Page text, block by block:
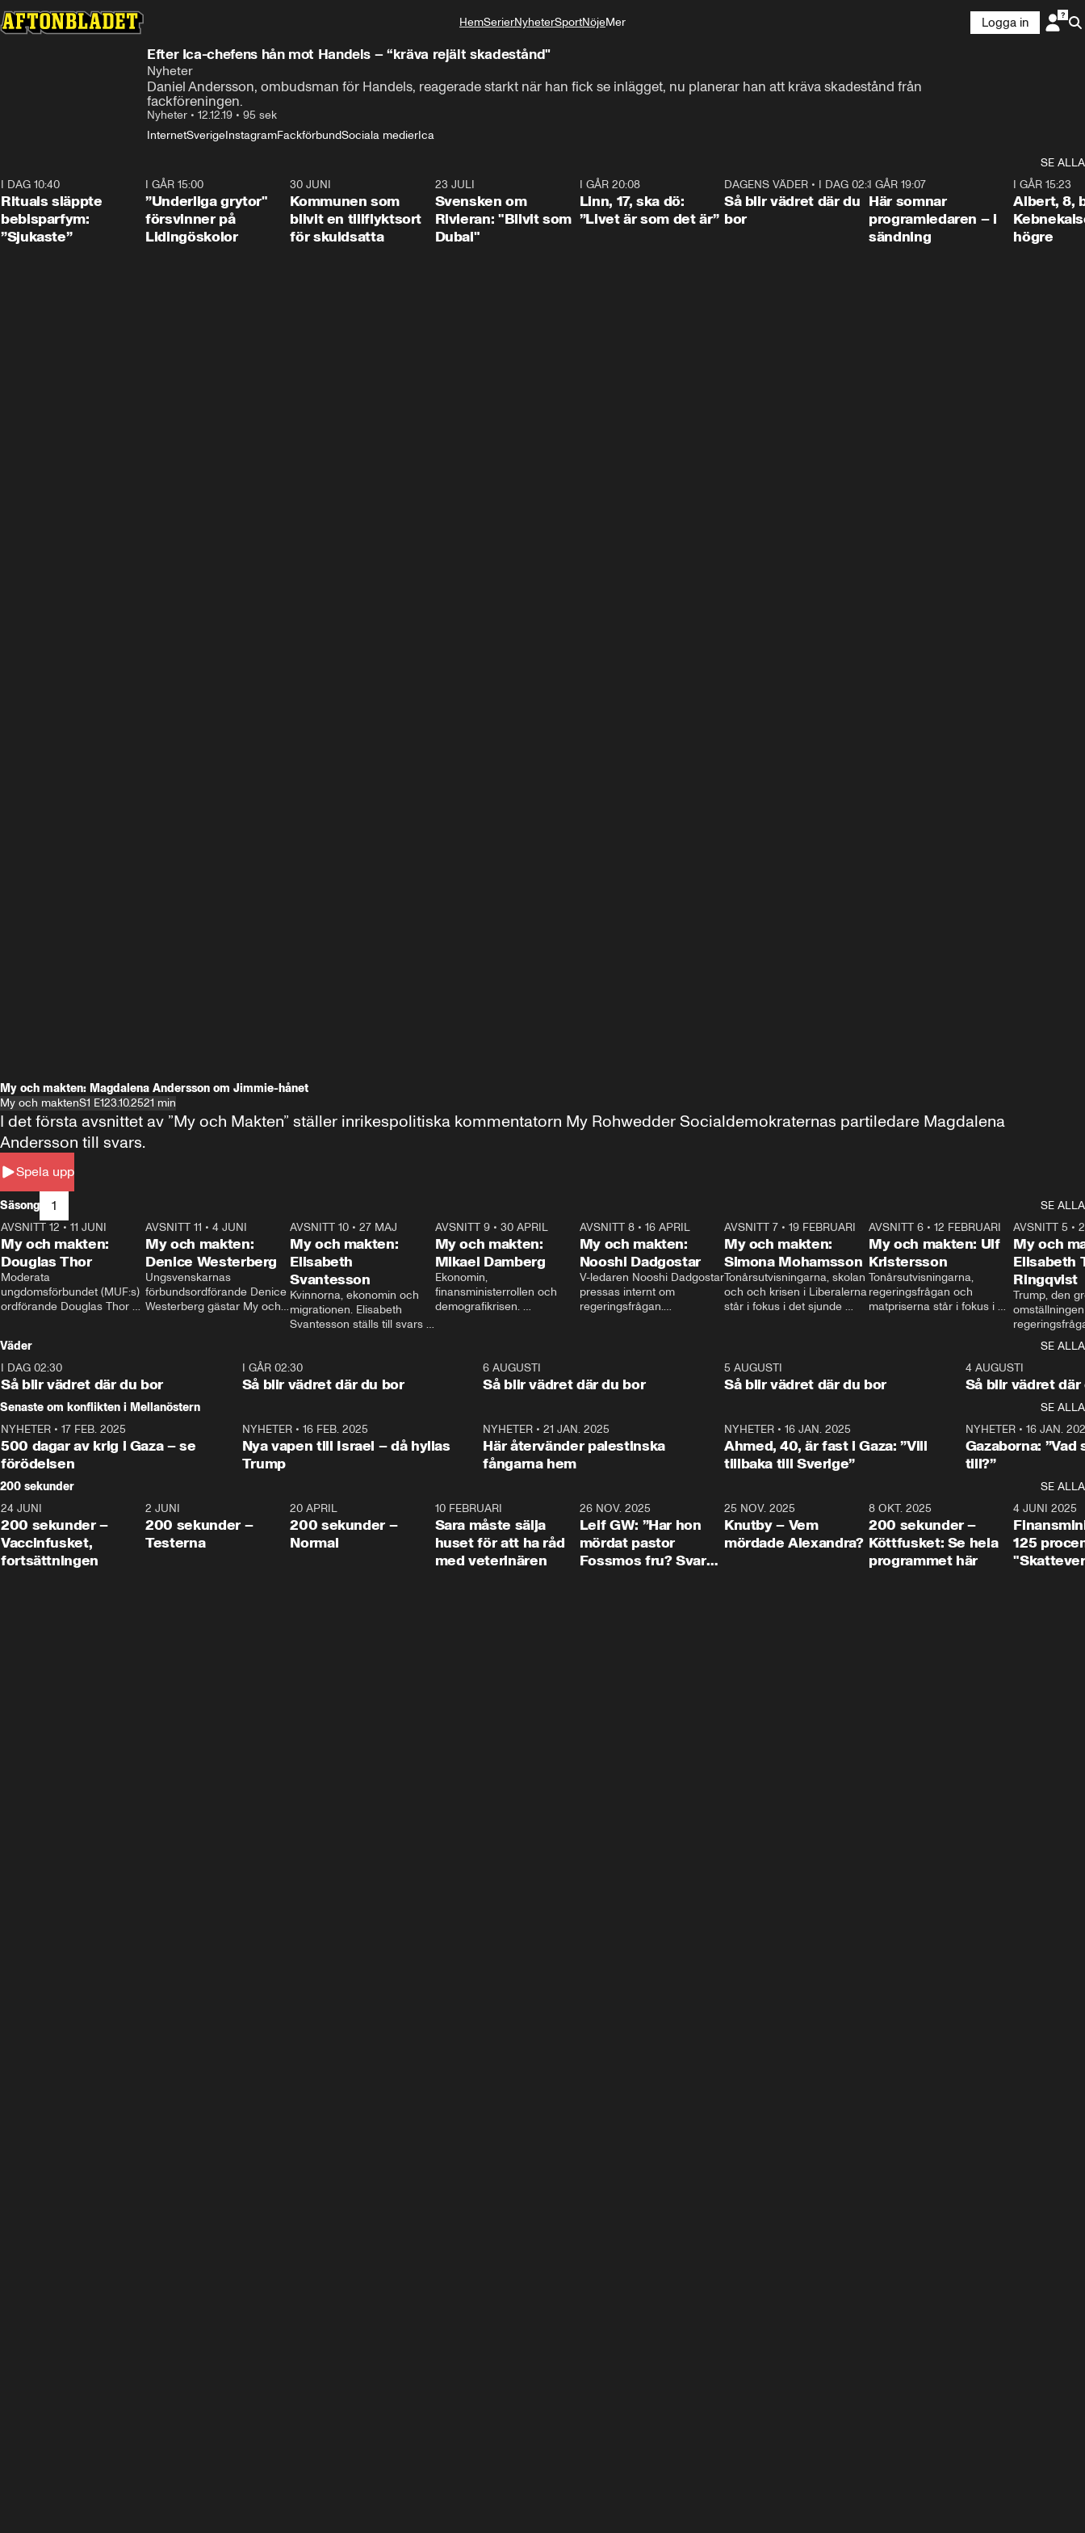
HemSerierNyheterSportNöjeMer
Logga in
Efter Ica-chefens hån mot Handels – “kräva rejält skadestånd"
Nyheter
Daniel Andersson, ombudsman för Handels, reagerade starkt när han fick se inlägget, nu planerar han att kräva skadestånd från
fackföreningen.
Nyheter • 12.12.19 • 95 sek
InternetSverigeInstagramFackförbundSociala medierIca
SE ALLA
I DAG 10:40
Rituals släppte
bebisparfym:
”Sjukaste”
1:07
I GÅR 15:00
”Underliga grytor"
försvinner på
Lidingöskolor
30 JUNI
Kommunen som
blivit en tillflyktsort
för skuldsatta
23 JULI
Svensken om
Rivieran: "Blivit som
Dubai"
I GÅR 20:08
Linn, 17, ska dö:
”Livet är som det är”
1:06
DAGENS VÄDER• I DAG 02:30
Så blir vädret där du
bor
I GÅR 19:07
Här somnar
programledaren – i
sändning
I GÅR 15:23
Albert, 8,
högre
My och makten: Magdalena Andersson om Jimmie-hånet
My och maktenS1 E123.10.2521 min
Spela upp
I det första avsnittet av ”My och Makten” ställer inrikespolitiska kommentatorn My Rohwedder Socialdemokraternas partiledare Magdalena
Andersson till svars.
Säsong 1
SE ALLA
26:27
AVSNITT 12 • 11 JUNI
My och makten:
Douglas Thor
Moderata
ungdomsförbundet (MUF:s)
ordförande Douglas Thor
tonårsutvisningarna och hur
Moderaterna ska locka
väljare till valet i höst.
23:40
AVSNITT 11 •4 JUNI
My och makten:
Denice Westerberg
Ungsvenskarnas
förbundsordförande Denice
Westerberg gästar My och
AVSNITT 10 •27 MAJ
My och makten:
Elisabeth
Svantesson
Kvinnorna, ekonomin och
migrationen. Elisabeth
Svantesson ställs till svars
AVSNITT 9• 30 APRIL
My och makten:
Mikael Damberg
Ekonomin,
finansministerrollen och
demografikrisen.
och Makten.
AVSNITT 8• 16 APRIL
My och makten:
Nooshi Dadgostar
V-ledaren Nooshi Dadgostar
pressas internt om
regeringsfrågan.
– Vi ställer upp i val. Ska vi
vara med så sitter vi förstås
24:30
AVSNITT 7• 19 FEBRUARI
My och makten:
Simona Mohamsson
Tonårsutvisningarna, skolan
och och krisen i Liberalerna
står i fokus i det sjunde
kommentator My
Rohwedder ställer
utbildnings- och
Mohamsson till svars.
27:30
AVSNITT 6 •12 FEBRUARI
My och makten: Ulf
Kristersson
Tonårsutvisningarna,
regeringsfrågan och
matpriserna står i fokus i
Rohwedder ställer
statsminister Ulf Kristersson
AVSNITT 5 •
My och
Elisabeth
Ringqvist
Trump, den
centrum i
avsnittet av
Makten”. Se
Aftonbladets
Rohwedder
Thand Ring
Väder
SE ALLA
I DAG 02:30
Så blir vädret där du bor
1:06
I GÅR 02:30
Så blir vädret där du bor
6 AUGUSTI
Så blir vädret där du bor
5 AUGUSTI
Så blir vädret där du bor
4 AUGUSTI
Så blir vädret där
Senaste om konflikten i Mellanöstern
SE ALLA
NYHETER • 17 FEB. 2025
500 dagar av krig i Gaza – se
förödelsen
NYHETER• 16 FEB. 2025
Nya vapen till Israel – då hyllas
Trump
NYHETER •21 JAN. 2025
Här återvänder palestinska
fångarna hem
NYHETER• 16 JAN. 2025
Ahmed, 40, är fast i Gaza: ”Vill
tillbaka till Sverige”
NYHETER• 16 JAN.
Gazaborna:
till?”
200 sekunder
SE ALLA
5:00
24 JUNI
200 sekunder –
Vaccinfusket,
fortsättningen
4:23
2 JUNI
200 sekunder –
Testerna
20 APRIL
200 sekunder –
Normal
10 FEBRUARI
Sara måste sälja
huset för att ha råd
med veterinären
26 NOV. 2025
Leif GW: ”Har hon
mördat pastor
Fossmos fru? Svar
31:05
25 NOV. 2025
Knutby – Vem
mördade Alexandra?
4:29
8 OKT. 2025
200 sekunder –
Köttfusket: Se hela
programmet här
4 JUNI 2025
125